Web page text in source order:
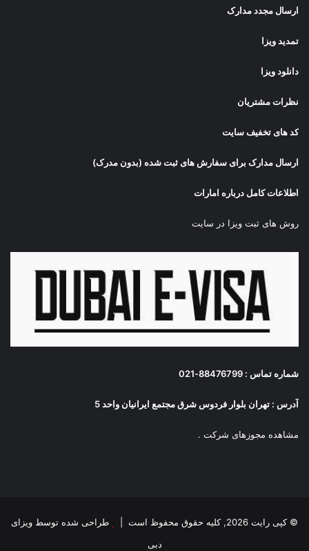
ارسال مجدد مدارک
تمدید ویزا
دانلود ویزا
نظرات مشتریان
کد های تخفیف سایت
ارسال مدارک برای سفارش های ثبت شده (بدون مدرک)
اطلاعات کامل درباره امارات
روش های ثبت ویزا در سایت
شماره تماس : 88476799-021
آدرس : تهران بلوار فردوس شرق مجتمع ایرانیان واحد 5
مشاهده مجوزهای شرکت .
© کپی رایت 2026, کلیه حقوق محفوظ است |
طراحی شده توسط ویزای
دبی